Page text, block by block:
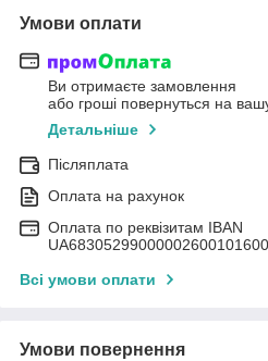
Умови оплати
Ви отримаєте замовлення
або гроші повернуться на
Детальніше
Післяплата
Оплата на рахунок
Оплата по реквізитам IBAN
Всі умови оплати
Умови повернення